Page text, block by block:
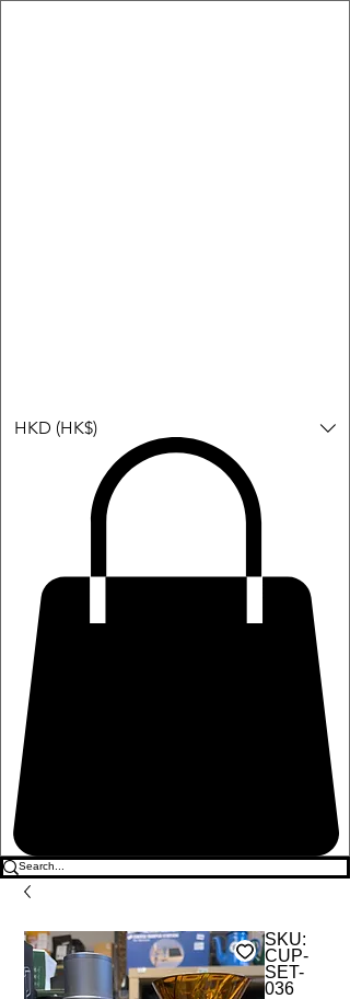
HKD (HK$)
SKU:
CUP-
SET-
036